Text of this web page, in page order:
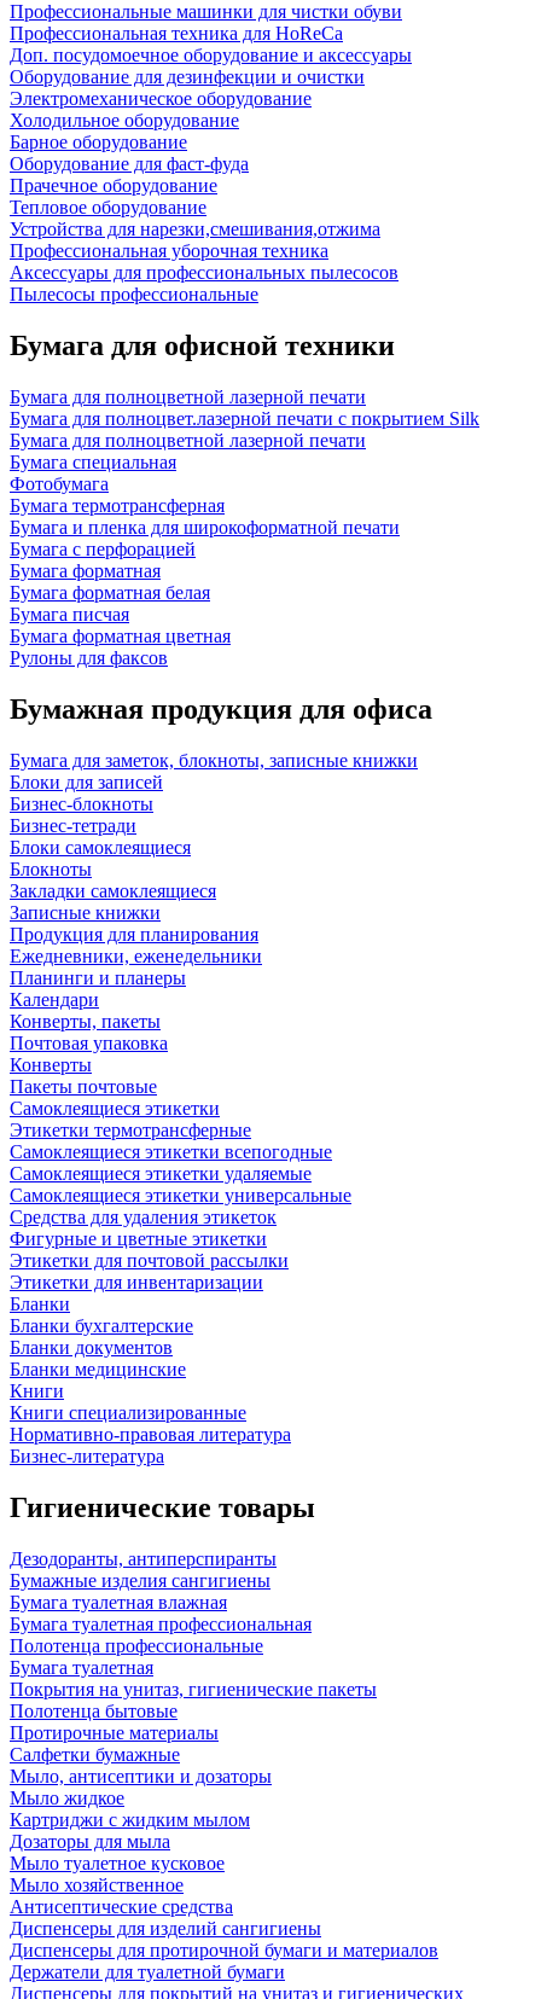
Профессиональные машинки для чистки обуви
Профессиональная техника для HoReCa
Доп. посудомоечное оборудование и аксессуары
Оборудование для дезинфекции и очистки
Электромеханическое оборудование
Холодильное оборудование
Барное оборудование
Оборудование для фаст-фуда
Прачечное оборудование
Тепловое оборудование
Устройства для нарезки,смешивания,отжима
Профессиональная уборочная техника
Аксессуары для профессиональных пылесосов
Пылесосы профессиональные
Бумага для офисной техники
Бумага для полноцветной лазерной печати
Бумага для полноцвет.лазерной печати с покрытием Silk
Бумага для полноцветной лазерной печати
Бумага специальная
Фотобумага
Бумага термотрансферная
Бумага и пленка для широкоформатной печати
Бумага с перфорацией
Бумага форматная
Бумага форматная белая
Бумага писчая
Бумага форматная цветная
Рулоны для факсов
Бумажная продукция для офиса
Бумага для заметок, блокноты, записные книжки
Блоки для записей
Бизнес-блокноты
Бизнес-тетради
Блоки самоклеящиеся
Блокноты
Закладки самоклеящиеся
Записные книжки
Продукция для планирования
Ежедневники, еженедельники
Планинги и планеры
Календари
Конверты, пакеты
Почтовая упаковка
Конверты
Пакеты почтовые
Самоклеящиеся этикетки
Этикетки термотрансферные
Самоклеящиеся этикетки всепогодные
Самоклеящиеся этикетки удаляемые
Самоклеящиеся этикетки универсальные
Средства для удаления этикеток
Фигурные и цветные этикетки
Этикетки для почтовой рассылки
Этикетки для инвентаризации
Бланки
Бланки бухгалтерские
Бланки документов
Бланки медицинские
Книги
Книги специализированные
Нормативно-правовая литература
Бизнес-литература
Гигиенические товары
Дезодоранты, антиперспиранты
Бумажные изделия сангигиены
Бумага туалетная влажная
Бумага туалетная профессиональная
Полотенца профессиональные
Бумага туалетная
Покрытия на унитаз, гигиенические пакеты
Полотенца бытовые
Протирочные материалы
Салфетки бумажные
Мыло, антисептики и дозаторы
Мыло жидкое
Картриджи с жидким мылом
Дозаторы для мыла
Мыло туалетное кусковое
Мыло хозяйственное
Антисептические средства
Диспенсеры для изделий сангигиены
Диспенсеры для протирочной бумаги и материалов
Держатели для туалетной бумаги
Диспенсеры для покрытий на унитаз и гигиенических